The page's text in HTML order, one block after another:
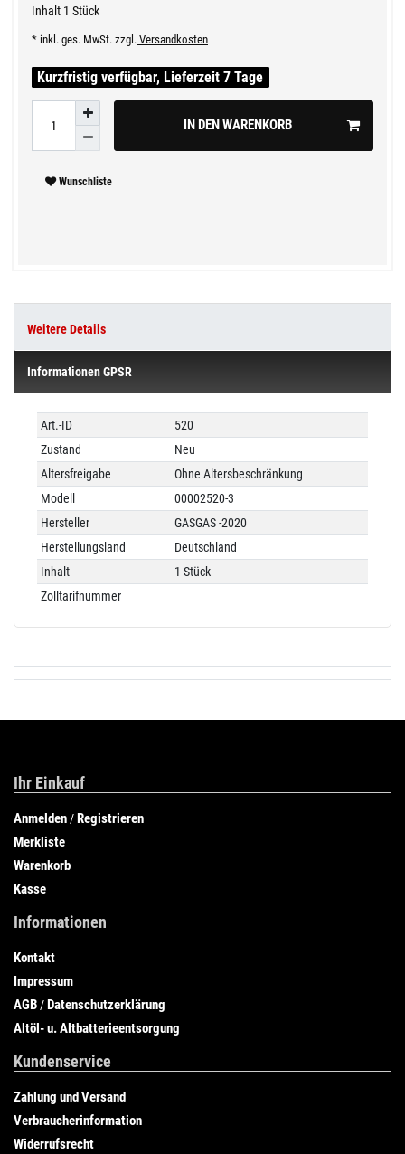
Inhalt 1 Stück
* inkl. ges. MwSt. zzgl. Versandkosten
Kurzfristig verfügbar, Lieferzeit 7 Tage
IN DEN WARENKORB
Wunschliste
Weitere Details
Informationen GPSR
Technisches
Merkmal
Wert
Art.-ID
520
Zustand
Neu
Altersfreigabe
Ohne Altersbeschränkung
Modell
00002520-3
Hersteller
GASGAS -2020
Herstellungsland
Deutschland
Inhalt
1 Stück
Zolltarifnummer
Ihr Einkauf
Anmelden /Registrieren
Merkliste
Warenkorb
Kasse
Informationen
Kontakt
Impressum
AGB /Datenschutzerklärung
Altöl- u. Altbatterieentsorgung
Kundenservice
Zahlung und Versand
Verbraucherinformation
Widerrufsrecht